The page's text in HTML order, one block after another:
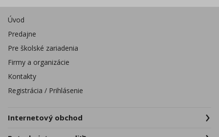
Úvod
Predajne
Pre školské zariadenia
Firmy a organizácie
Kontakty
Registrácia / Prihlásenie
Internetový obchod